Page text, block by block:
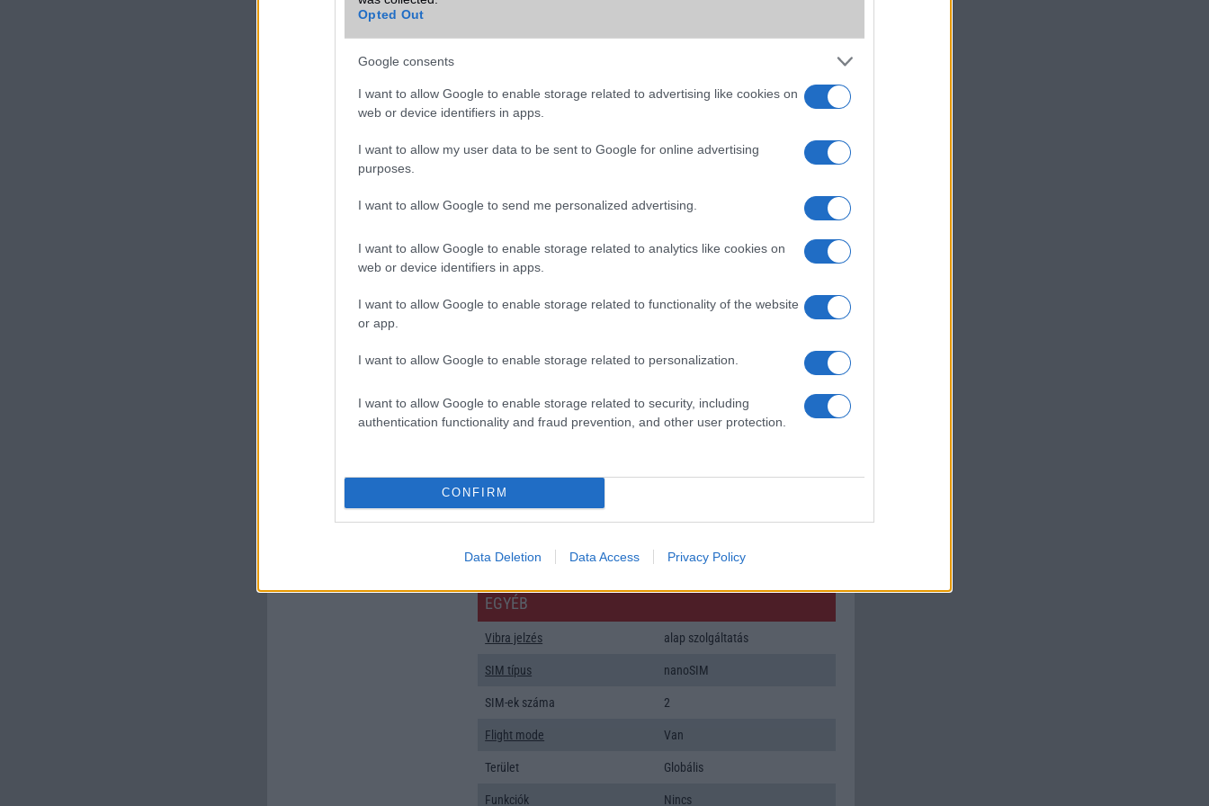
Opted Out
Google consents
I want to allow Google to enable storage related to advertising like cookies on
web or device identifiers in apps.
I want to allow my user data to be sent to Google for online advertising
purposes.
I want to allow Google to send me personalized advertising.
I want to allow Google to enable storage related to analytics like cookies on
web or device identifiers in apps.
I want to allow Google to enable storage related to functionality of the website
or app.
I want to allow Google to enable storage related to personalization.
I want to allow Google to enable storage related to security, including
authentication functionality and fraud prevention, and other user protection.
CONFIRM
Data Deletion Data Access Privacy Policy
Push to Talk Nincs
Készenléti idő h /
Visszatöltésre alkalmas (Power
Beszélgetési idő h /
Gyorstöltés
33W-os gyorstöltés
ALKALMAZÁSOK ÉS ÉRZÉKELŐK
SNS integráció alap szolgáltatás
EGYÉB
Vibra jelzés alap szolgáltatás
SIM típus nanoSIM
SIM-ek száma 2
Flight mode Van
Terület Globális
Funkciók Nincs